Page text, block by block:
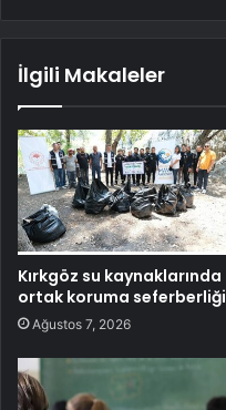
İlgili Makaleler
Kırkgöz su kaynaklarında
ortak koruma seferberliği
Ağustos 7, 2026